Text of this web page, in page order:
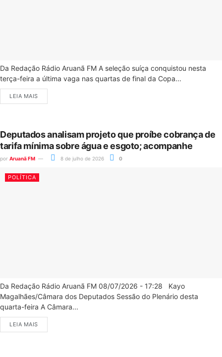
Da Redação Rádio Aruanã FM A seleção suíça conquistou nesta
terça-feira a última vaga nas quartas de final da Copa...
LEIA MAIS
Deputados analisam projeto que proíbe cobrança de
tarifa mínima sobre água e esgoto; acompanhe
por Aruanã FM 8 de julho de 2026 0
POLÍTICA
Da Redação Rádio Aruanã FM 08/07/2026 - 17:28 Kayo
Magalhães/Câmara dos Deputados Sessão do Plenário desta
quarta-feira A Câmara...
LEIA MAIS